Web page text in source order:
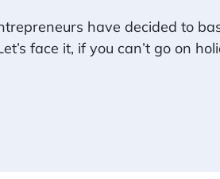
have decided to
face it, if you can’t go on